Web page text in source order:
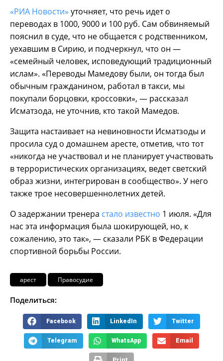
«РИА Новости» уточняет, что речь идет о
переводах в 1000, 9000 и 100 руб. Сам обвиняемый
пояснил в суде, что не общается с родственником,
уехавшим в Сирию, и подчеркнул, что он —
«семейный человек, исповедующий традиционный
ислам». «Переводы Мамедову были, он тогда был
обычным гражданином, работал в такси, мы
покупали борцовки, кроссовки», — рассказал
Исматзода, не уточнив, кто такой Мамедов.
Защита настаивает на невиновности Исматзоды и
просила суд о домашнем аресте, отметив, что тот
«никогда не участвовал и не планирует участвовать
в террористических организациях, ведет светский
образ жизни, интегрирован в сообщество». У него
также трое несовершеннолетних детей.
О задержании тренера стало известно 1 июля. «Для
нас эта информация была шокирующей, но, к
сожалению, это так», — сказали РБК в Федерации
спортивной борьбы России.
арест Правосудие
Поделиться:
Facebook LinkedIn Twitter
Telegram WhatsApp Email